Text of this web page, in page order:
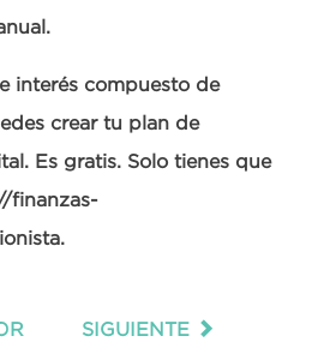
interés compuesto de
crear tu plan de
Es gratis. Solo tienes que
finanzas-
SIGUIENTE